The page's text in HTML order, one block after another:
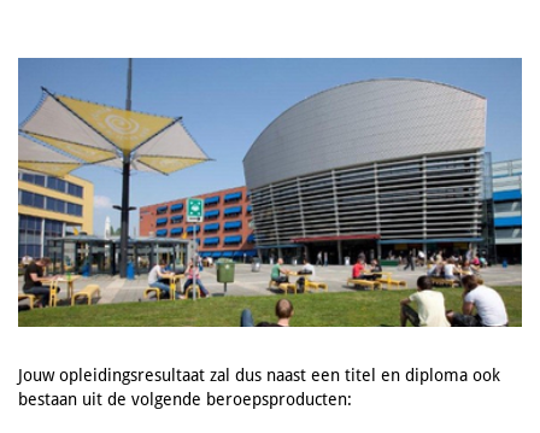
Jouw opleidingsresultaat zal dus naast een titel en diploma ook
bestaan uit de volgende beroepsproducten: